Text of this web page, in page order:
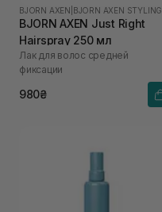
BJORN AXEN BJORN AXEN STYLING
BJORN AXEN Just Right
Hairspray 250 мл
Лак для волос средней
фиксации
980₴